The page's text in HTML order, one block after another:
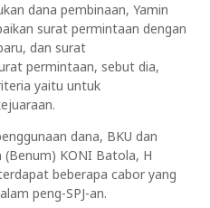
dana pembinaan, Yamin
surat permintaan dengan
dan surat
permintaan, sebut dia,
yaitu untuk
dana, BKU dan
(Benum) KONI Batola, H
beberapa cabor yang
peng-SPJ-an.